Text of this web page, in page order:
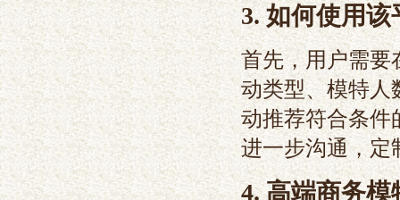
3. 如何使用该
首先，用户需要
动类型、模特人
动推荐符合条件
进一步沟通，定
4. 高端商务